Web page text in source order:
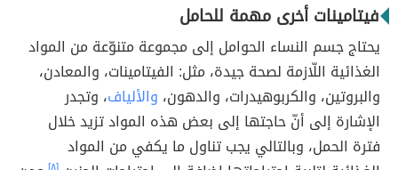
فيتامينات أخرى مهمة للحامل
يحتاج جسم النساء الحوامل إلى مجموعة متنوّعة من المواد
الغذائية اللّازمة لصحة جيدة، مثل: الفيتامينات، والمعادن،
والبروتين، والكربوهيدرات، والدهون، والألياف، وتجدر
الإشارة إلى أنّ حاجتها إلى بعض هذه المواد تزيد خلال
فترة الحمل، وبالتالي يجب تناول ما يكفي من المواد